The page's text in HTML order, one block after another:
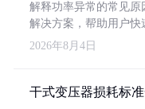
解释功率异常的常见原
解决方案，帮助用户快
2026年8月4日
干式变压器损耗标